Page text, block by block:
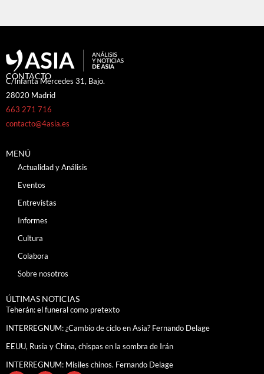
CONTACTO
C/Infanta Mercedes 31, Bajo.
28020 Madrid
663 271 716
contacto@4asia.es
MENÚ
Actualidad y Análisis
Eventos
Entrevistas
Informes
Cultura
Colabora
Sobre nosotros
ÚLTIMAS NOTICIAS
Teherán: el funeral como pretexto
INTERREGNUM: ¿Cambio de ciclo en Asia? Fernando Delage
EEUU, Rusia y China, chispas en la sombra de Irán
INTERREGNUM: Misiles chinos. Fernando Delage